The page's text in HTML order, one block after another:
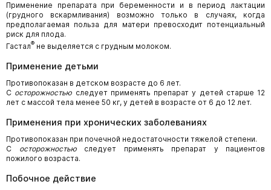
Применение препарата при беременности и в период лактации
(грудного вскармливания) возможно только в случаях, когда
предполагаемая польза для матери превосходит потенциальный
риск для плода.
Гастал® не выделяется с грудным молоком.
Применение детьми
Противопоказан в детском возрасте до 6 лет.
С осторожностью следует применять препарат у детей старше 12
лет с массой тела менее 50 кг, у детей в возрасте от 6 до 12 лет.
Применения при хронических заболеваниях
Противопоказан при почечной недостаточности тяжелой степени.
С осторожностью следует применять препарат у пациентов
пожилого возраста.
Побочное действие